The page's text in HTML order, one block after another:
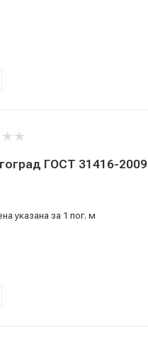
D-150*3,95м Волгоград ГОСТ 31416-2009
указана за 1 пог. м